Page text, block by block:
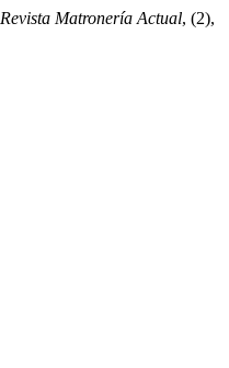
Revista Matronería Actual, (2),